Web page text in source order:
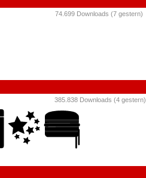
74.699 Downloads (7 gestern)
385.838 Downloads (4 gestern)